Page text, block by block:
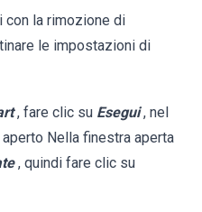
con la rimozione di
le impostazioni di
, fare clic su Esegui , nel
aperto Nella finestra aperta
, quindi fare clic su